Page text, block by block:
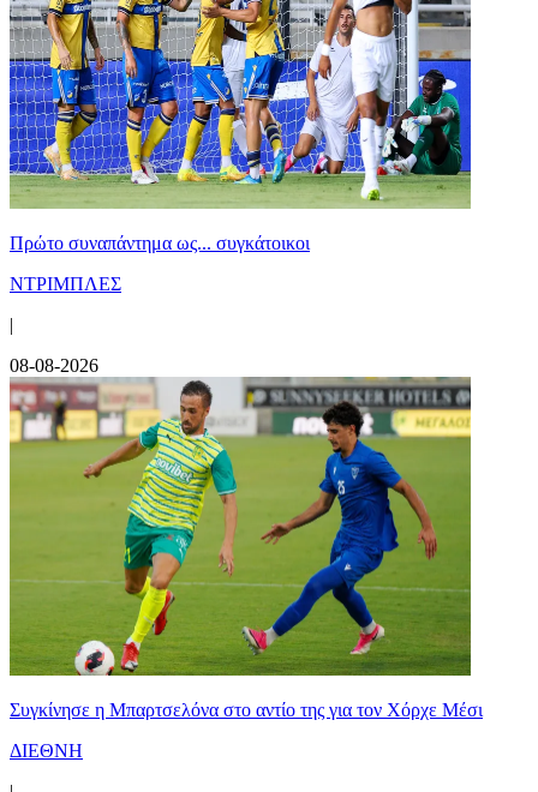
Πρώτο συναπάντημα ως... συγκάτοικοι
ΝΤΡΙΜΠΛΕΣ
|
08-08-2026
Συγκίνησε η Μπαρτσελόνα στο αντίο της για τον Χόρχε Μέσι
ΔΙΕΘΝΗ